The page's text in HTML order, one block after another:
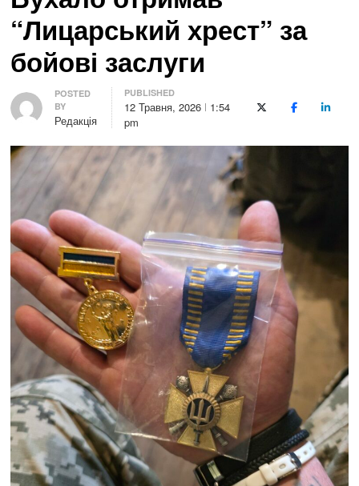
“Лицарський хрест” за
бойові заслуги
Author
POSTED
BY
Редакція
PUBLISHED
12 Травня, 2026
1:54
pm
X (Twitter)Facebook